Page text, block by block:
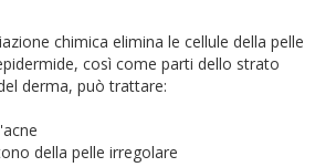
chimica elimina le cellule della pelle
così come parti dello strato
derma, può trattare:
della pelle irregolare